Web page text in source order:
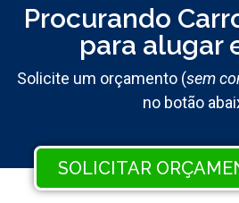
Procurando
para alugar
Solicite um orçamento (sem
no botão
SOLICITAR